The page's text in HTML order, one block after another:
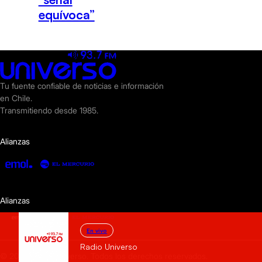
equívoca”
En vivo
Radio Universo
Tu fuente confiable de noticias e información
en Chile.
Transmitiendo desde 1985.
Alianzas
Alianzas